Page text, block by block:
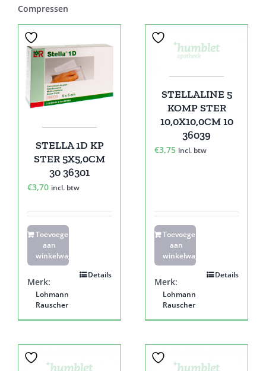
Compressen
STELLA 1D KP
STER 5X5,0CM
30 36301
€3,70 incl. btw
Toevoegen
aan
winkelwagen
Details
Merk:
Lohmann
Rauscher
STELLALINE 5
KOMP STER
10,0X10,0CM 10
36039
€3,75 incl. btw
Toevoegen
aan
winkelwagen
Details
Merk:
Lohmann
Rauscher